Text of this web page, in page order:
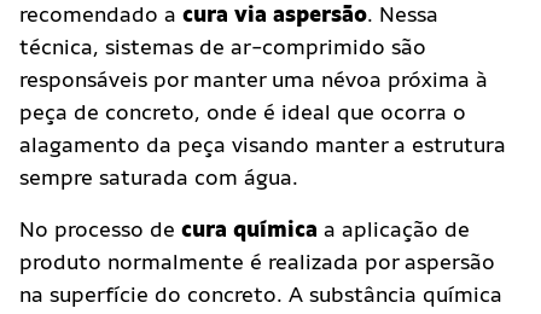
recomendado a cura via aspersão. Nessa
técnica, sistemas de ar-comprimido são
responsáveis por manter uma névoa próxima à
peça de concreto, onde é ideal que ocorra o
alagamento da peça visando manter a estrutura
sempre saturada com água.
No processo de cura química a aplicação de
produto normalmente é realizada por aspersão
na superfície do concreto. A substância química